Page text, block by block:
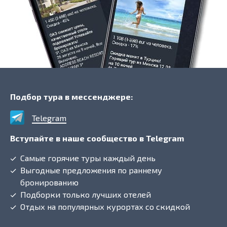
Подбор тура в мессенджере:
Telegram
Вступайте в наше сообщество в Telegram
Самые горячие туры каждый день
Выгодные предложения по раннему
бронированию
Подборки только лучших отелей
Отдых на популярных курортах со скидкой